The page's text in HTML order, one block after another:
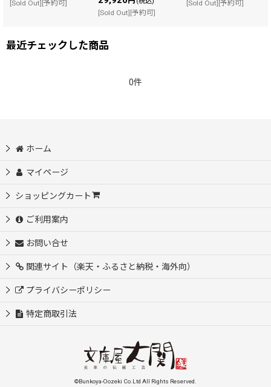
[Sold Out][予約可]
[Sold Out][予約可]
[Sold Out][予約可]
最近チェックした商品
0件
ホーム
マイページ
ショッピングカート
ご利用案内
お問い合せ
関連サイト（楽天・ふるさと納税・海外向）
プライバシーポリシー
特定商取引法
©Bunkoya-Oozeki Co.Ltd All Rights Reserved.